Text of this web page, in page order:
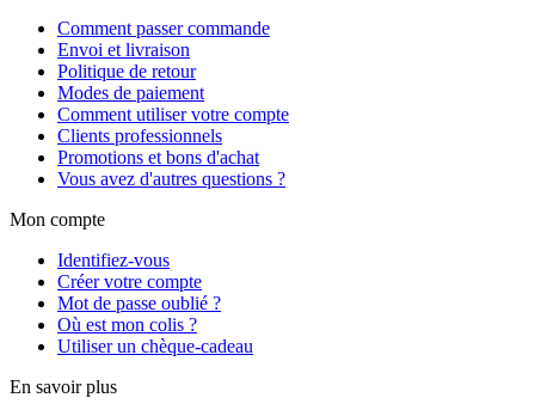
Comment passer commande
Envoi et livraison
Politique de retour
Modes de paiement
Comment utiliser votre compte
Clients professionnels
Promotions et bons d'achat
Vous avez d'autres questions ?
Mon compte
Identifiez-vous
Créer votre compte
Mot de passe oublié ?
Où est mon colis ?
Utiliser un chèque-cadeau
En savoir plus